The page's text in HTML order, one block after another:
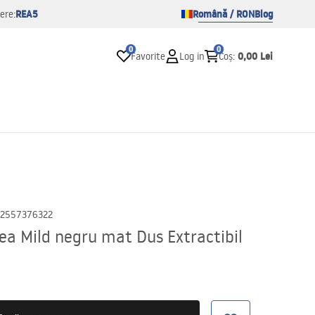
REA5 Română / RONBlog
0
Favorite Log in
0
Coș: 0,00 Lei
Mild negru mat Dus Extractibil